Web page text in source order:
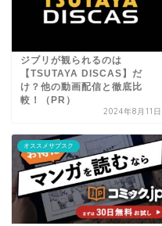
ジブリが観られるのは
【TSUTAYA DISCAS】だ
け？他の動画配信と徹底比
較！（PR）
2024年8月11日
オススメサブスク